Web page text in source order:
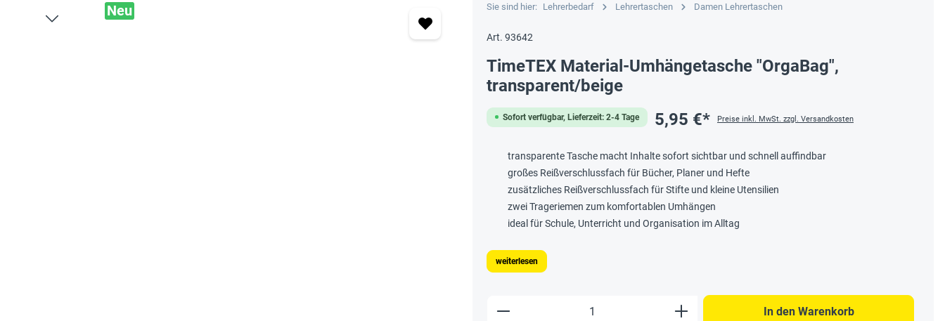
Neu Sie sind hier: Lehrerbedarf Lehrertaschen Damen Lehrertaschen
Art. 93642
TimeTEX Material-Umhängetasche "OrgaBag",
transparent/beige
Sofort verfügbar, Lieferzeit: 2-4 Tage 5,95 €* Preise inkl. MwSt. zzgl. Versandkosten
transparente Tasche macht Inhalte sofort sichtbar und schnell auffindbar
großes Reißverschlussfach für Bücher, Planer und Hefte
zusätzliches Reißverschlussfach für Stifte und kleine Utensilien
zwei Trageriemen zum komfortablen Umhängen
ideal für Schule, Unterricht und Organisation im Alltag
weiterlesen
Produkt Anzahl: Gib den gewünschten Wert ein oder
In den Warenkorb